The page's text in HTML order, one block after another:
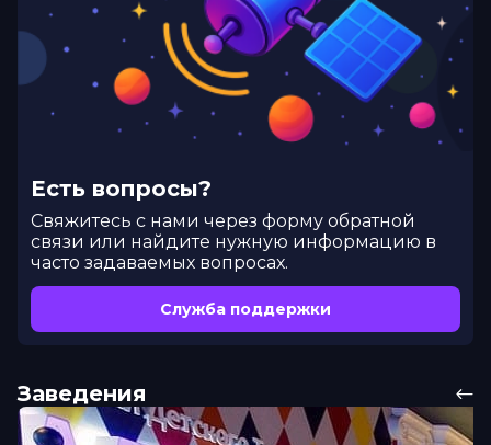
Есть вопросы?
Cвяжитесь с нами через форму обратной
связи или найдите нужную информацию в
часто задаваемых вопросах.
Служба поддержки
Заведения